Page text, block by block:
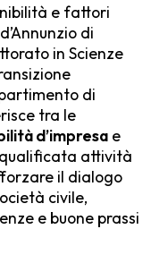
e fattori
di
in Scienze
di
tra le
d’impresa e
attività
il dialogo
civile,
e buone prassi